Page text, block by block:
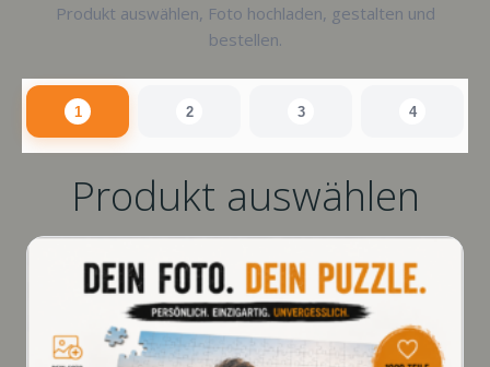
Produkt auswählen, Foto hochladen, gestalten und
bestellen.
1 2 3 4
Produkt auswählen